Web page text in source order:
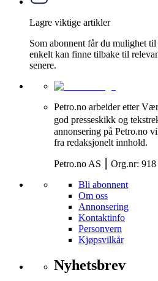
Lagre viktige artikler
Som abonnent får du mulighet
enkelt kan finne tilbake til
senere.
Petro.no arbeider etter
god presseskikk og
annonsering på Petro.no
fra redaksjonelt innhold.
Petro.no AS ⎮ Org.nr:
Bli abonnent
Om oss
Annonsering
Kontaktinfo
Personvern
Kjøpsvilkår
Nyhetsbrev